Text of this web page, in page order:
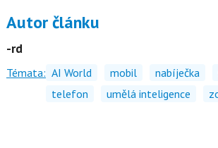
Autor článku
-rd
Témata: AI World mobil nabíječka
telefon
umělá inteligence